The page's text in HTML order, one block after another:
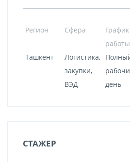
Регион Сфера
График
работы
Ташкент
Логистика,
закупки,
ВЭД
день
СТАЖЕР